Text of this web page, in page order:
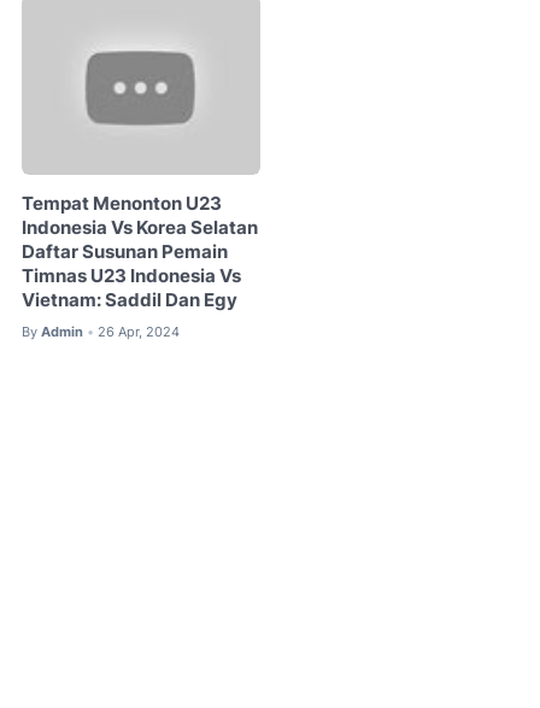
Tempat Menonton U23
Indonesia Vs Korea Selatan
Daftar Susunan Pemain
Timnas U23 Indonesia Vs
Vietnam: Saddil Dan Egy
By Admin • 26 Apr, 2024